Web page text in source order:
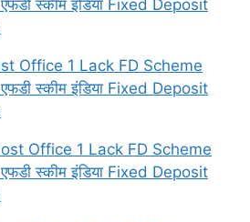
स्कीम इंडिया Fixed Deposit
Office 1 Lack FD Scheme
स्कीम इंडिया Fixed Deposit
Office 1 Lack FD Scheme
स्कीम इंडिया Fixed Deposit